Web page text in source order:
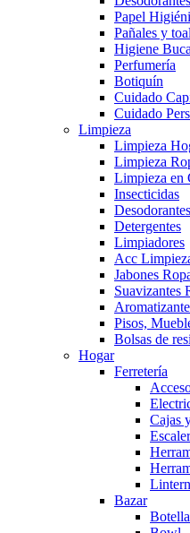
Papel
Pañales y
Higiene
Perfumería
Botiquín
Cuidado
Cuidado
Limpieza
Limpieza
Limpieza
Limpieza en
Insecticidas
Desodorantes
Detergentes
Limpiadores
Acc
Jabones
Suavizantes
Pisos,
Bolsas de
Hogar
Ferretería
Cajas
Bazar